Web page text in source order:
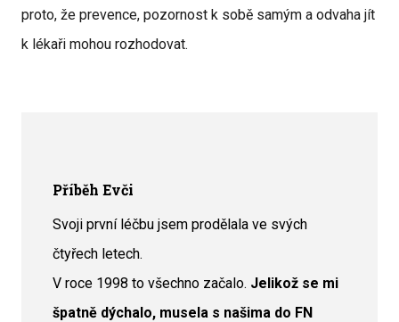
proto, že prevence, pozornost k sobě samým a odvaha jít
k lékaři mohou rozhodovat.
Příběh Evči
Svoji první léčbu jsem prodělala ve svých
čtyřech letech.
V roce 1998 to všechno začalo. Jelikož se mi
špatně dýchalo, musela s našima do FN